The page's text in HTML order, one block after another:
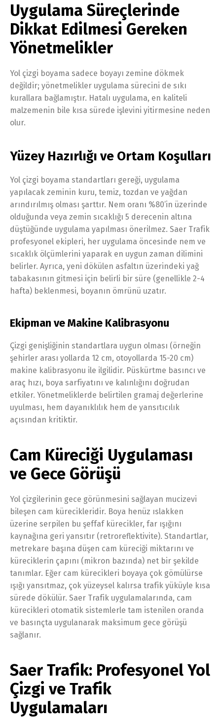
Uygulama Süreçlerinde
Dikkat Edilmesi Gereken
Yönetmelikler
Yol çizgi boyama sadece boyayı zemine dökmek
değildir; yönetmelikler uygulama sürecini de sıkı
kurallara bağlamıştır. Hatalı uygulama, en kaliteli
malzemenin bile kısa sürede işlevini yitirmesine neden
olur.
Yüzey Hazırlığı ve Ortam Koşulları
Yol çizgi boyama standartları gereği, uygulama
yapılacak zeminin kuru, temiz, tozdan ve yağdan
arındırılmış olması şarttır. Nem oranı %80’in üzerinde
olduğunda veya zemin sıcaklığı 5 derecenin altına
düştüğünde uygulama yapılması önerilmez. Saer Trafik
profesyonel ekipleri, her uygulama öncesinde nem ve
sıcaklık ölçümlerini yaparak en uygun zaman dilimini
belirler. Ayrıca, yeni dökülen asfaltın üzerindeki yağ
tabakasının gitmesi için belirli bir süre (genellikle 2-4
hafta) beklenmesi, boyanın ömrünü uzatır.
Ekipman ve Makine Kalibrasyonu
Çizgi genişliğinin standartlara uygun olması (örneğin
şehirler arası yollarda 12 cm, otoyollarda 15-20 cm)
makine kalibrasyonu ile ilgilidir. Püskürtme basıncı ve
araç hızı, boya sarfiyatını ve kalınlığını doğrudan
etkiler. Yönetmeliklerde belirtilen gramaj değerlerine
uyulması, hem dayanıklılık hem de yansıtıcılık
açısından kritiktir.
Cam Küreciği Uygulaması
ve Gece Görüşü
Yol çizgilerinin gece görünmesini sağlayan mucizevi
bileşen cam kürecikleridir. Boya henüz ıslakken
üzerine serpilen bu şeffaf kürecikler, far ışığını
kaynağına geri yansıtır (retroreflektivite). Standartlar,
metrekare başına düşen cam küreciği miktarını ve
küreciklerin çapını (mikron bazında) net bir şekilde
tanımlar. Eğer cam kürecikleri boyaya çok gömülürse
ışığı yansıtmaz, çok yüzeysel kalırsa trafik yüküyle kısa
sürede dökülür. Saer Trafik uygulamalarında, cam
kürecikleri otomatik sistemlerle tam istenilen oranda
ve basınçta uygulanarak maksimum gece görüşü
sağlanır.
Saer Trafik: Profesyonel Yol
Çizgi ve Trafik
Uygulamaları